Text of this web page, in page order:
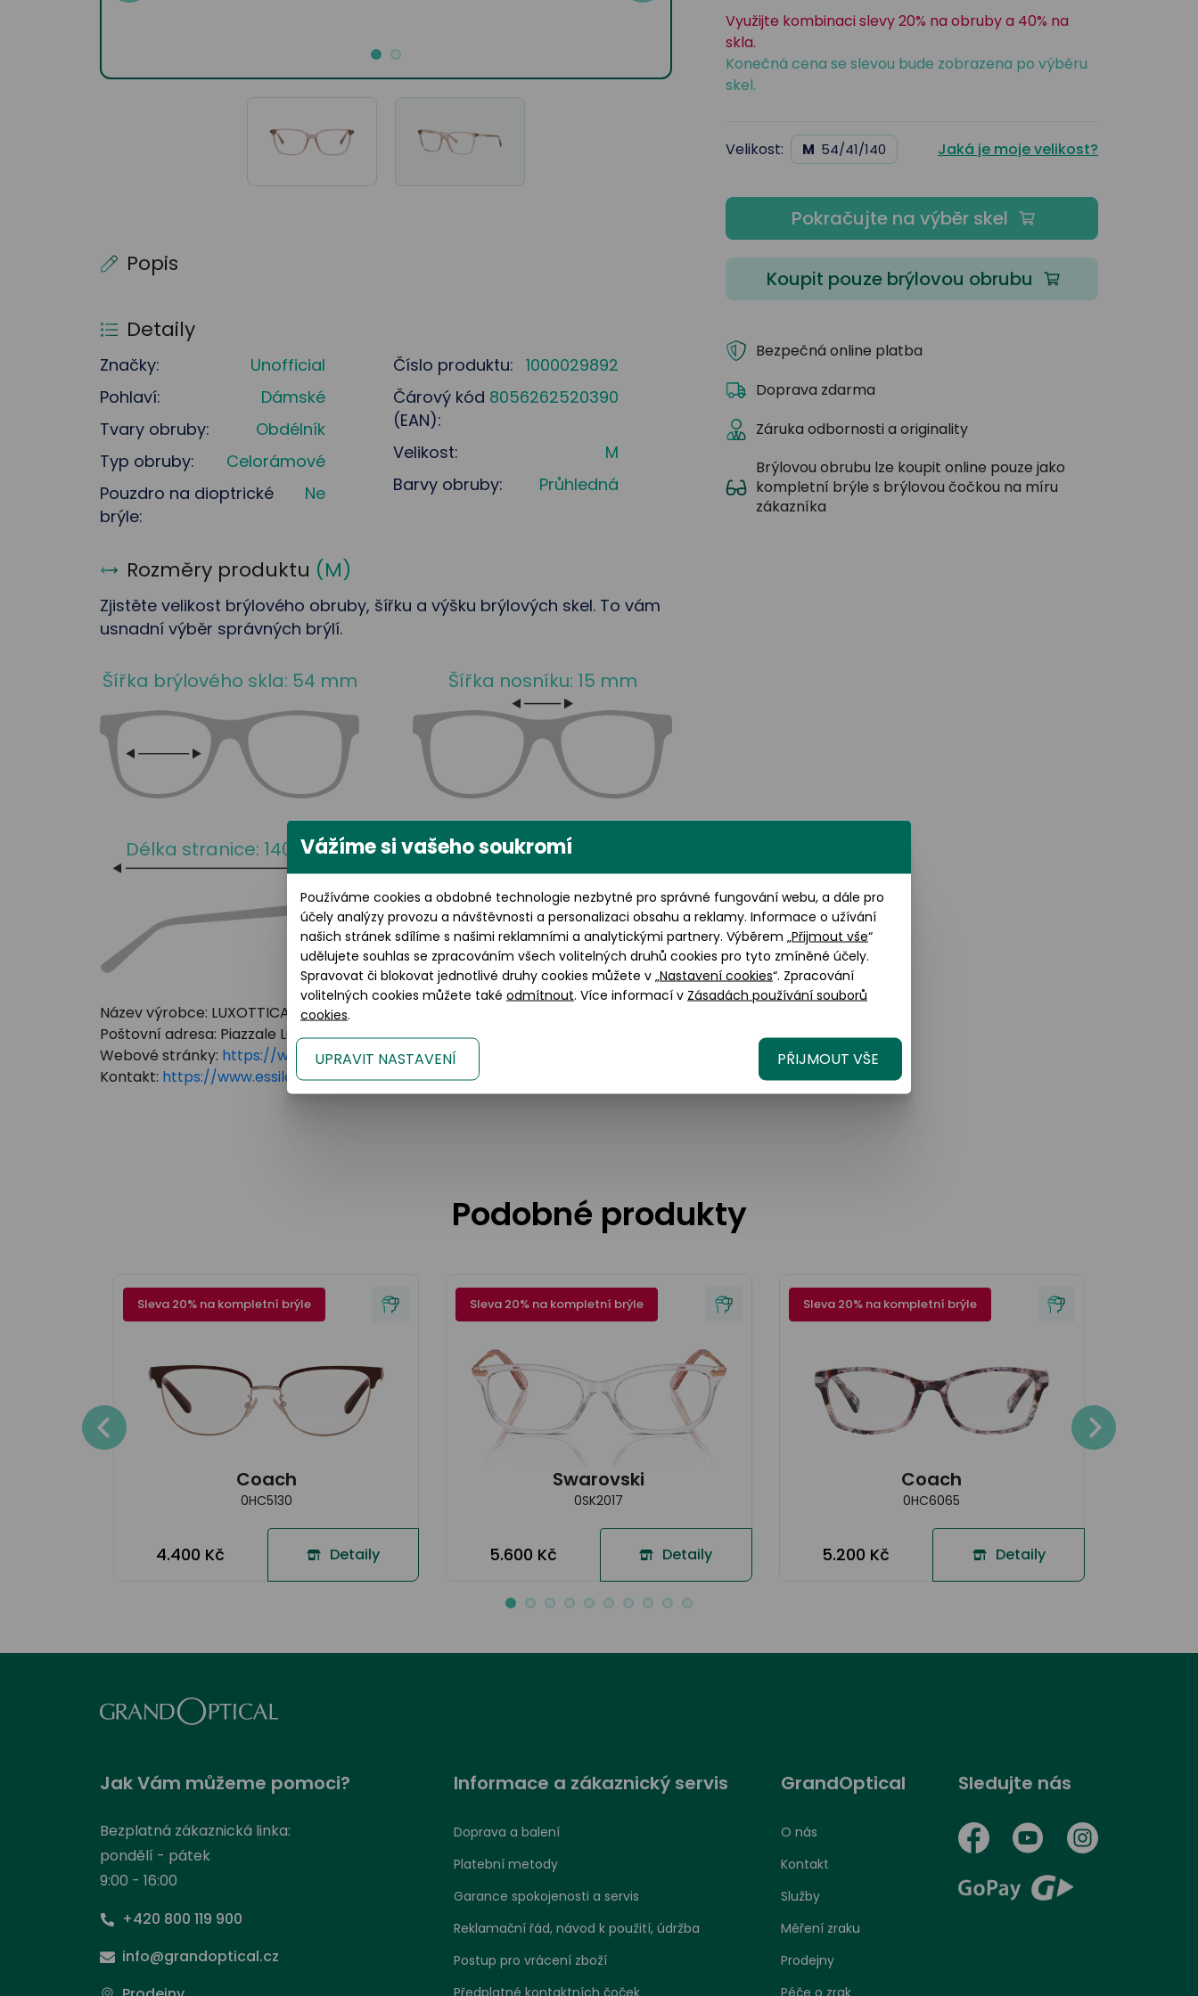
Popis
Detaily
Značky:
Unofficial
Pohlaví:
Dámské
Tvary obruby:
Obdélník
Typ obruby:
Celorámové
Pouzdro na dioptrické
brýle:
Ne
Číslo produktu: 1000029892
Čárový kód
(EAN):
8056262520390
Velikost:
M
Barvy obruby:
Průhledná
Rozměry produktu (M)
Zjistěte velikost brýlového obruby, šířku a výšku brýlových skel. To vám
usnadní výběr správných brýlí.
Šířka brýlového skla: 54 mm Šířka nosníku: 15 mm
Délka stranice: 140 mm Výška brýlového skla: 41 mm
Název výrobce: LUXOTTICA GROUP
Poštovní adresa: Piazzale Luigi Cadorna 3 Milano, 20123 Italy
Webové stránky: https://www.essilorluxottica.com
Kontakt: https://www.essilorluxottica.com/en/brands/customer-care
Využijte kombinaci slevy 20% na obruby a 40% na
skla.
Konečná cena se slevou bude zobrazena po výběru
skel.
Velikost: M 54/41/140 Jaká je moje velikost?
Pokračujte na výběr skel
Koupit pouze brýlovou obrubu
Bezpečná online platba
Doprava zdarma
Záruka odbornosti a originality
Brýlovou obrubu lze koupit online pouze jako
kompletní brýle s brýlovou čočkou na míru
zákazníka
Podobné produkty
Sleva 20% na kompletní brýle
Coach
0HC5130
4.400 Kč Detaily
Sleva 20% na kompletní brýle
Swarovski
0SK2017
5.600 Kč Detaily
Sleva 20% na kompletní brýle
Coach
0HC6065
5.200 Kč Detaily
Jak Vám můžeme pomoci?
Bezplatná zákaznická linka:
pondělí - pátek
9:00 - 16:00
+420 800 119 900
info@grandoptical.cz
Informace a zákaznický servis
Doprava a balení
Platební metody
Garance spokojenosti a servis
Reklamační řád, návod k použití, údržba
Postup pro vrácení zboží
GrandOptical
O nás
Kontakt
Služby
Měření zraku
Prodejny
Sledujte nás
Vážíme si vašeho soukromí
Používáme cookies a obdobné technologie nezbytné pro správné fungování webu, a dále pro
účely analýzy provozu a návštěvnosti a personalizaci obsahu a reklamy. Informace o užívání
našich stránek sdílíme s našimi reklamními a analytickými partnery. Výběrem „Přijmout vše“
udělujete souhlas se zpracováním všech volitelných druhů cookies pro tyto zmíněné účely.
Spravovat či blokovat jednotlivé druhy cookies můžete v „Nastavení cookies“. Zpracování
volitelných cookies můžete také odmítnout. Více informací v Zásadách používání souborů
cookies.
UPRAVIT NASTAVENÍ PŘIJMOUT VŠE